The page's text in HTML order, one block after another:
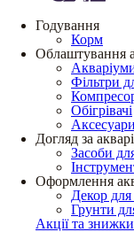
Годування
Корм
Облаштування
Фільтри
Обігрівачі
Догляд за
Засоби
Оформлення
Декор для
Грунти
Акції та знижки